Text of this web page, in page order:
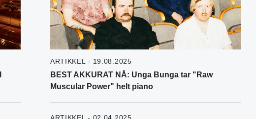
ARTIKKEL - 19.08.2025
BEST AKKURAT NÅ: Unga Bunga tar "Raw
Muscular Power" helt piano